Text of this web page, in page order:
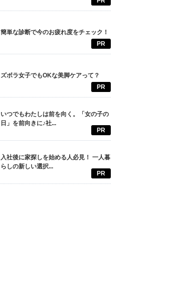
簡単な診断で今のお疲れ度をチェック！
PR
ズボラ女子でもOKな美脚ケアって？
PR
いつでもわたしは前を向く。「女の子の
日」を前向きに♪社...
PR
入社後に家探しを始める人必見！ 一人暮
らしの新しい選択...
PR